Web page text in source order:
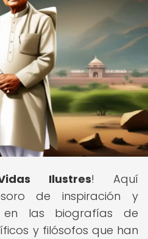
Ilustres! Aquí
de inspiración y
en las biografías de
y filósofos que han